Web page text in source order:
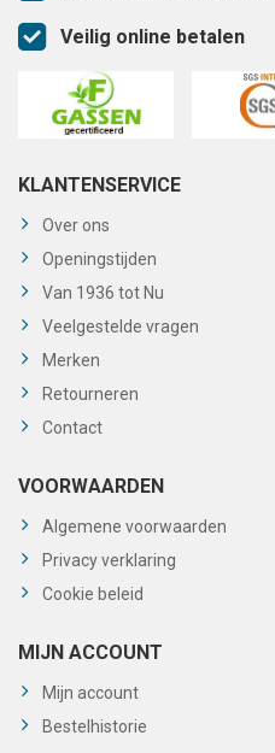
Veilig online betalen
KLANTENSERVICE
Over ons
Openingstijden
Van 1936 tot Nu
Veelgestelde vragen
Merken
Retourneren
Contact
VOORWAARDEN
Algemene voorwaarden
Privacy verklaring
Cookie beleid
MIJN ACCOUNT
Mijn account
Bestelhistorie